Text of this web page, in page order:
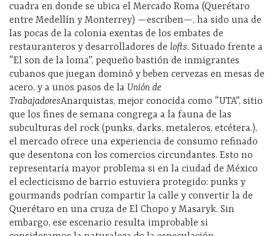
cuadra en donde se ubica el Mercado Roma (Querétaro
entre Medellín y Monterrey) —escriben—, ha sido una de
las pocas de la colonia exentas de los embates de
restauranteros y desarrolladores de lofts. Situado frente a
“El son de la loma”, pequeño bastión de inmigrantes
cubanos que juegan dominó y beben cervezas en mesas de
acero, y a unos pasos de la Unión de
TrabajadoresAnarquistas, mejor conocida como “UTA”, sitio
que los fines de semana congrega a la fauna de las
subculturas del rock (punks, darks, metaleros, etcétera.),
el mercado ofrece una experiencia de consumo refinado
que desentona con los comercios circundantes. Esto no
representaría mayor problema si en la ciudad de México
el eclecticismo de barrio estuviera protegido: punks y
gourmands podrían compartir la calle y convertir la de
Querétaro en una cruza de El Chopo y Masaryk. Sin
embargo, ese escenario resulta improbable si